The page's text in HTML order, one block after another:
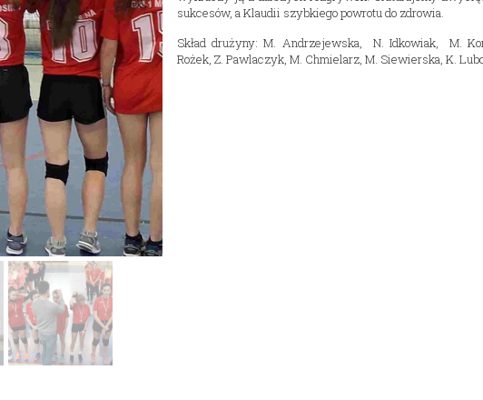
sukcesów, a Klaudii szybkiego powrotu do zdrowia.
Skład drużyny: M. Andrzejewska, N. Idkowiak, M.
Rożek, Z. Pawlaczyk, M. Chmielarz, M. Siewierska, K.
Nasza szkoła jest OK
Erasmus+ Uniwersalny Język Sztuki
Erasmus+ Przez dwujęzyczność do przyszłości
Erasmus+ Mózgi w szkole. Wiedza jest potęgą!
Nabór